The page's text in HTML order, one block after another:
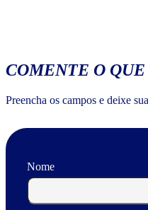
COMENTE O
Preencha os campos e deixe
Nome